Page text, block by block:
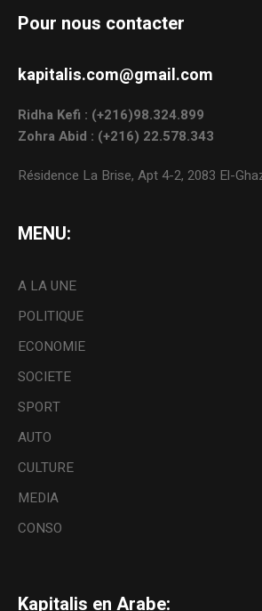
Pour nous contacter
kapitalis.com@gmail.com
Ridha Kefi : (+216)98.324.899
Zohra Abid : (+216) 22.578.343
Résidence La Brise, Apt 4-2, 2083 El-
MENU:
A LA UNE
POLITIQUE
ECONOMIE
SOCIETE
SPORT
AUTO
CULTURE
MEDIA
CONSO
Kapitalis en Arabe: